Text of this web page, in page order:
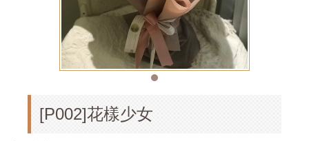
[P002]花樣少女